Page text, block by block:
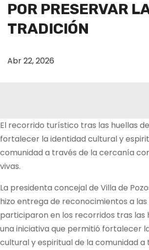
POR PRESERVAR
TRADICIÓN
Abr 22, 2026
El recorrido turístico tras las huellas
fortalecer la identidad cultural y
comunidad a través de la cercanía
vivas.
La presidenta concejal de Villa de
hizo entrega de reconocimientos a las
participaron en los recorridos tras las
una iniciativa que permitió fortalecer
cultural y espiritual de la comunidad a